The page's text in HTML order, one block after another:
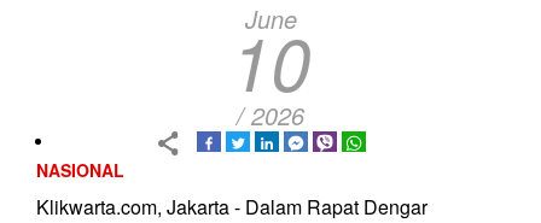
June
10
/ 2026
NASIONAL
Klikwarta.com, Jakarta - Dalam Rapat Dengar